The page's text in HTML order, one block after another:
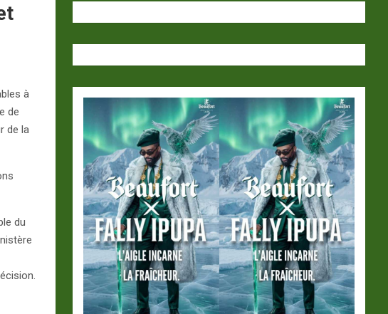
à
de
de la
du